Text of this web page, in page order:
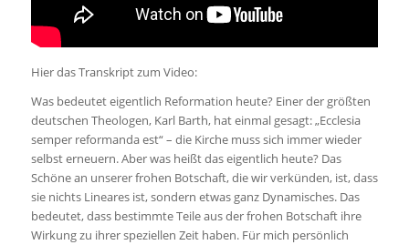
Hier das Transkript zum Video:
Was bedeutet eigentlich Reformation heute? Einer der größten
deutschen Theologen, Karl Barth, hat einmal gesagt: „Ecclesia
semper reformanda est“ – die Kirche muss sich immer wieder
selbst erneuern. Aber was heißt das eigentlich heute? Das
Schöne an unserer frohen Botschaft, die wir verkünden, ist, dass
sie nichts Lineares ist, sondern etwas ganz Dynamisches. Das
bedeutet, dass bestimmte Teile aus der frohen Botschaft ihre
Wirkung zu ihrer speziellen Zeit haben. Für mich persönlich